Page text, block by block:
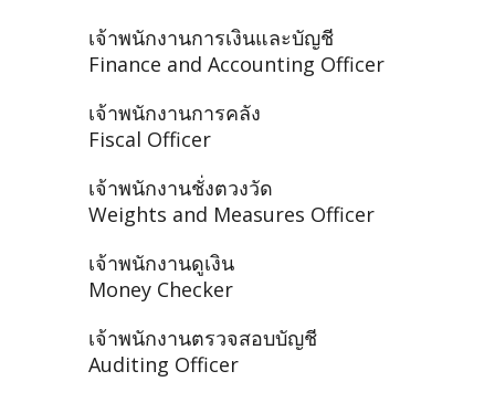
เจ้าพนักงานการเงินและบัญชี
Finance and Accounting Officer
เจ้าพนักงานการคลัง
Fiscal Officer
เจ้าพนักงานชั่งตวงวัด
Weights and Measures Officer
เจ้าพนักงานดูเงิน
Money Checker
เจ้าพนักงานตรวจสอบบัญชี
Auditing Officer